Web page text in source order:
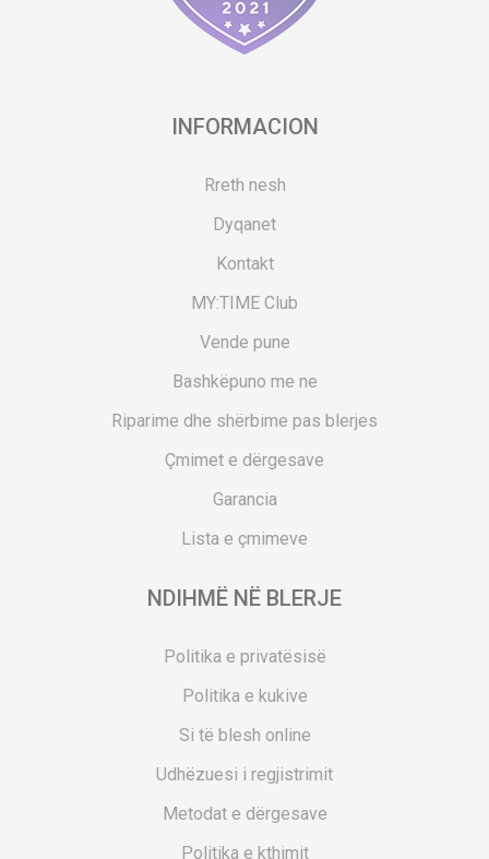
INFORMACION
Rreth nesh
Dyqanet
Kontakt
MY:TIME Club
Vende pune
Bashkëpuno me ne
Riparime dhe shërbime pas blerjes
Çmimet e dërgesave
Garancia
Lista e çmimeve
NDIHMË NË BLERJE
Politika e privatësisë
Politika e kukive
Si të blesh online
Udhëzuesi i regjistrimit
Metodat e dërgesave
Politika e kthimit